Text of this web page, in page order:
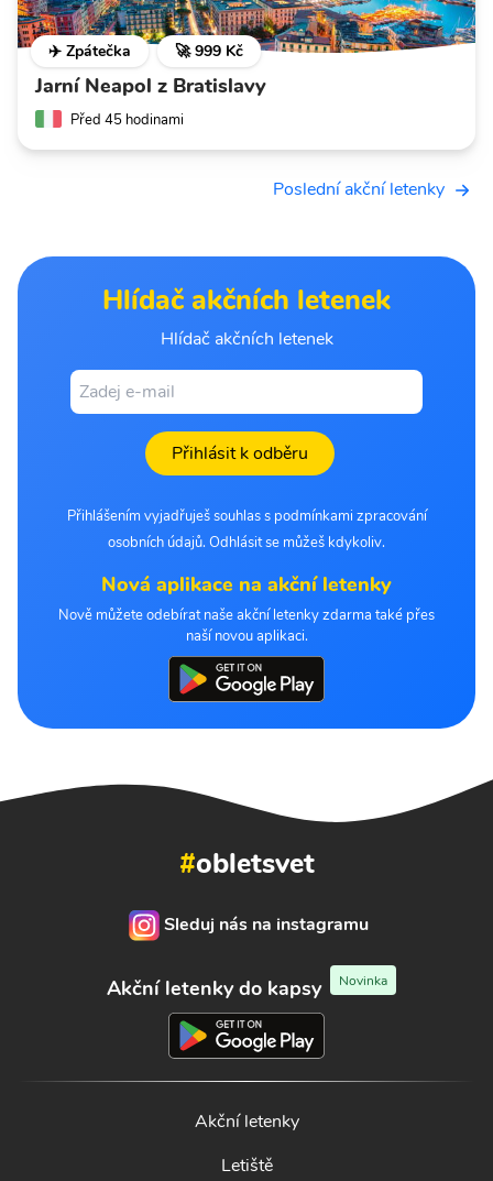
✈️ Zpátečka 🚀 999 Kč
Jarní Neapol z Bratislavy
Před 45 hodinami
Poslední akční letenky
Hlídač akčních letenek
Hlídač akčních letenek
Přihlásit k odběru
Přihlášením vyjadřuješ souhlas s podmínkami zpracování
osobních údajů. Odhlásit se můžeš kdykoliv.
Nová aplikace na akční letenky
Nově můžete odebírat naše akční letenky zdarma také přes
naší novou aplikaci.
#obletsvet
Sleduj nás na instagramu
Akční letenky do kapsy Novinka
Akční letenky
Letiště